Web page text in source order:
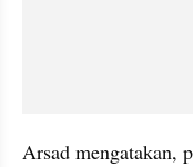
Arsad mengatakan,